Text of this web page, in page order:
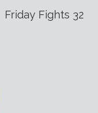
Friday Fights 32